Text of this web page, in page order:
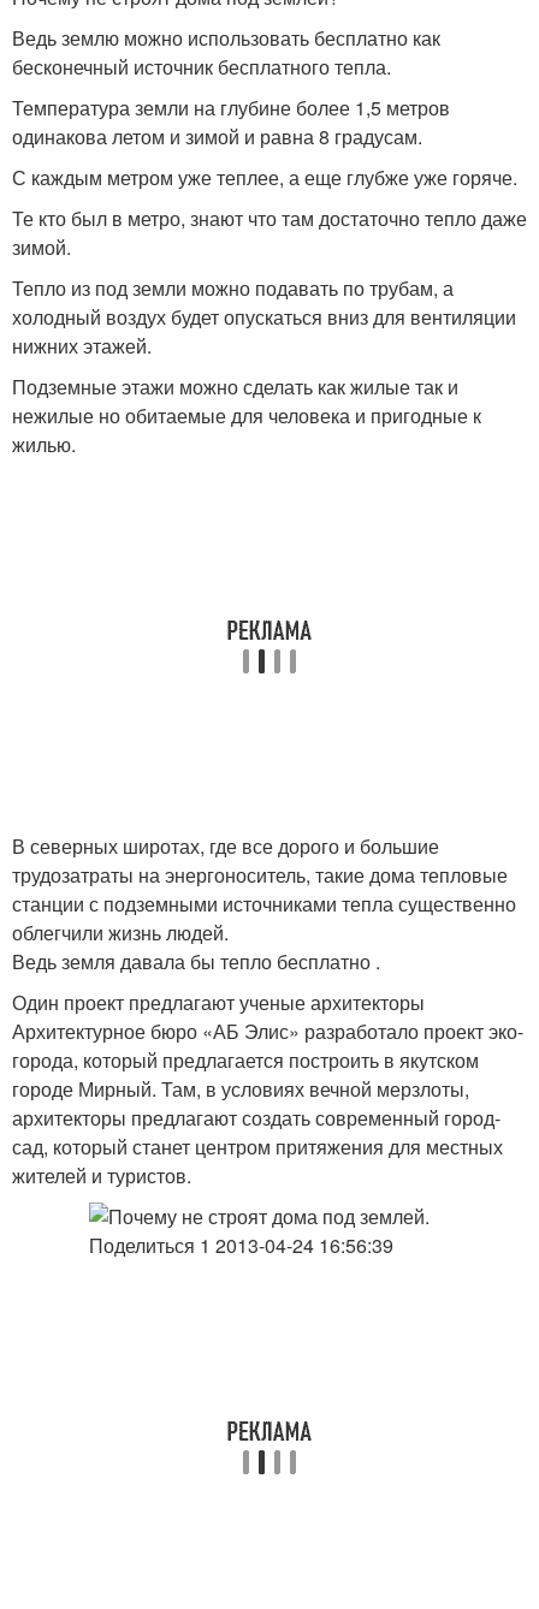
Ведь землю можно использовать бесплатно как
бесконечный источник бесплатного тепла.
Температура земли на глубине более 1,5 метров
одинакова летом и зимой и равна 8 градусам.
С каждым метром уже теплее, а еще глубже уже горяче.
Те кто был в метро, знают что там достаточно тепло даже
зимой.
Тепло из под земли можно подавать по трубам, а
холодный воздух будет опускаться вниз для вентиляции
нижних этажей.
Подземные этажи можно сделать как жилые так и
нежилые но обитаемые для человека и пригодные к
жилью.
В северных широтах, где все дорого и большие
трудозатраты на энергоноситель, такие дома тепловые
станции с подземными источниками тепла существенно
облегчили жизнь людей.
Ведь земля давала бы тепло бесплатно .
Один проект предлагают ученые архитекторы
Архитектурное бюро «АБ Элис» разработало проект эко-
города, который предлагается построить в якутском
городе Мирный. Там, в условиях вечной мерзлоты,
архитекторы предлагают создать современный город-
сад, который станет центром притяжения для местных
жителей и туристов.